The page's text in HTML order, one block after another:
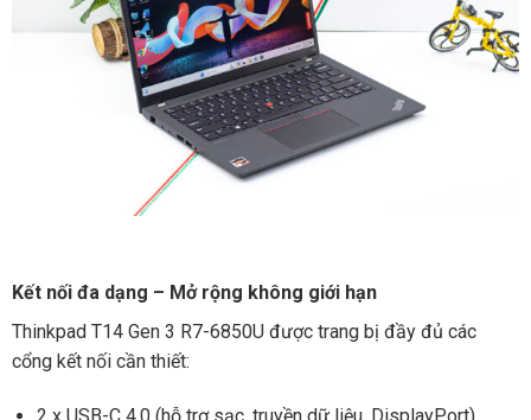
Kết nối đa dạng – Mở rộng không giới hạn
Thinkpad T14 Gen 3 R7-6850U được trang bị đầy đủ các
cổng kết nối cần thiết: